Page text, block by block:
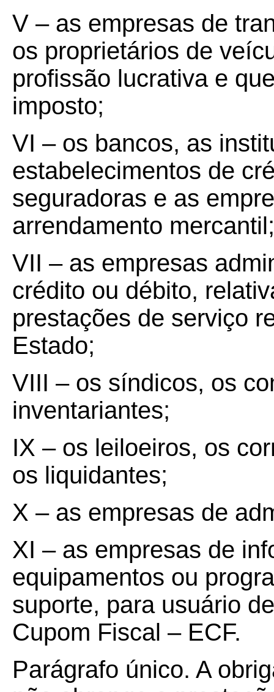
V – as empresas de
os proprietários de
profissão lucrativa e
imposto;
VI – os bancos, as
estabelecimentos de
seguradoras e as
arrendamento mercantil;
VII – as empresas
crédito ou débito,
prestações de serviço
Estado;
VIII – os síndicos, os
inventariantes;
IX – os leiloeiros, os
os liquidantes;
X – as empresas de
XI – as empresas de
equipamentos ou
suporte, para usuário
Cupom Fiscal – ECF.
Parágrafo único. A